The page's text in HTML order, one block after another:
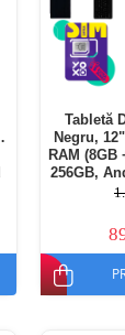
Tabletă
Negru,
RAM
256GB,